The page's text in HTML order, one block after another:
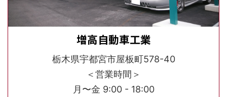
増高自動車工業
栃木県宇都宮市屋板町578-40
＜営業時間＞
月〜金 9:00 - 18:00